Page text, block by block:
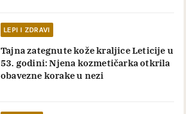
LEPI I ZDRAVI
Tajna zategnute kože kraljice Leticije u
53. godini: Njena kozmetičarka otkrila
obavezne korake u nezi